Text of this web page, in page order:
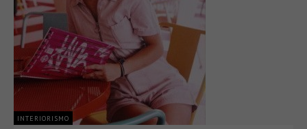
INTERIORISMO